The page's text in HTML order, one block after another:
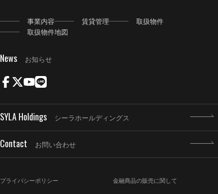
事業内容 賃貸管理
取扱物件
取扱物件地図
News お知らせ
SYLA Holdings シーラホールディングス
Contact お問い合わせ
プライバシーポリシー 金融商品の販売に関して